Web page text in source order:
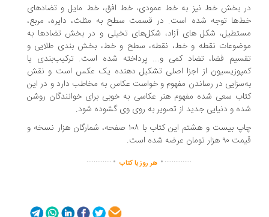
بخش خط نیز به خط عمودی، خط افق، خط مایل و تضادهای
توجه شده است. در قسمت سطح به مثلث، دایره، مربع،
شکل های آزاد، شکل‌های تخیلی و در بخش تضادها به
نقطه و خط، نقطه، سطح و خط، بخش بندی طلایی و
فضا، تضاد کمی و... پرداخته شده است. ترکیب‌بندی یا
از اجزا اصلی تشکیل دهنده یک عکس است و نقش
در رساندن مفهوم و خواست عکاس به مخاطب دارد و در این
سعی شده مفهوم هنر عکاسی به خوبی برای خوانندگان روشن
و دنیایی جدید از تصویر به روی وی گشوده شود.
چاپ بیست و هشتم این کتاب با ۱۰۸ صفحه، شمارگان هزار نسخه و
...............
. هر روز با کتاب .
..............